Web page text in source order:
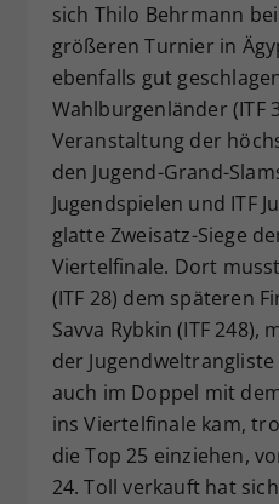
sich Thilo Behrmann
größeren Turnier in
ebenfalls gut
Wahlburgenländer (ITF
Veranstaltung der
den Jugend-Grand-
Jugendspielen und ITF
glatte Zweisatz-Siege
Viertelfinale. Dort
(ITF 28) dem späteren
Savva Rybkin (ITF 248),
der
auch im Doppel mit
ins Viertelfinale kam,
die Top 25 einziehen,
24. Toll verkauft hat